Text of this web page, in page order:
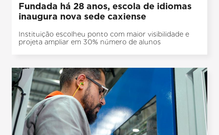
Fundada há 28 anos, escola de idiomas
inaugura nova sede caxiense
Instituição escolheu ponto com maior visibilidade e
projeta ampliar em 30% número de alunos